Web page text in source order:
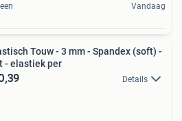
Vandaag
Touw - 3 mm - Spandex (soft) -
- elastiek per
Details